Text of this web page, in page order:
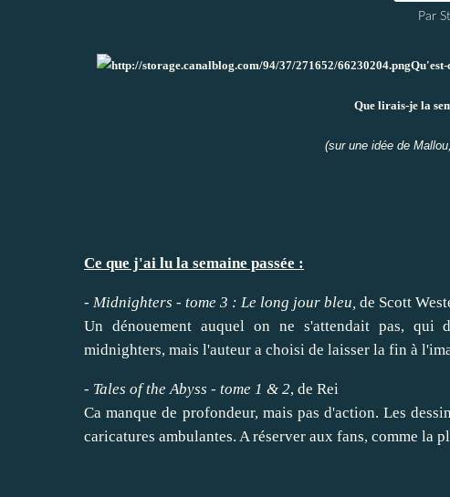
Par
Qu'est-
Que lirais-je la
(sur une idée de Mallou
Ce que j'ai lu la semaine passée :
- Midnighters - tome 3 : Le long jour bleu de Scott
Un dénouement auquel on ne s'attendait pas, qui
midnighters, mais l'auteur a choisi de laisser la fin à
- Tales of the Abyss - tome 1 & 2, de Rei
Ca manque de profondeur, mais pas d'action. Les
caricatures ambulantes. A réserver aux fans, comme la